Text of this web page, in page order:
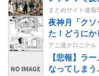
まとめサイト速報
夜神月「クソ
た！どうに
や！」→結果
アニ漫クロニクル
【悲報】ラ
なってしま